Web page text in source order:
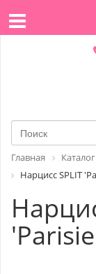
Главная Каталог
Нарцисс SPLIT